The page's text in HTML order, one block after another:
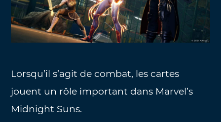
Lorsqu’il s’agit de combat, les cartes
jouent un rôle important dans Marvel’s
Midnight Suns.